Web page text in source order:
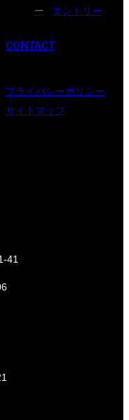
エントリー
CONTACT
プライバシーポリシー
サイトマップ
41